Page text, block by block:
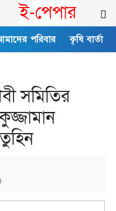
ই-পেপার
পরিবার কৃষি বার্তা
সমিতির